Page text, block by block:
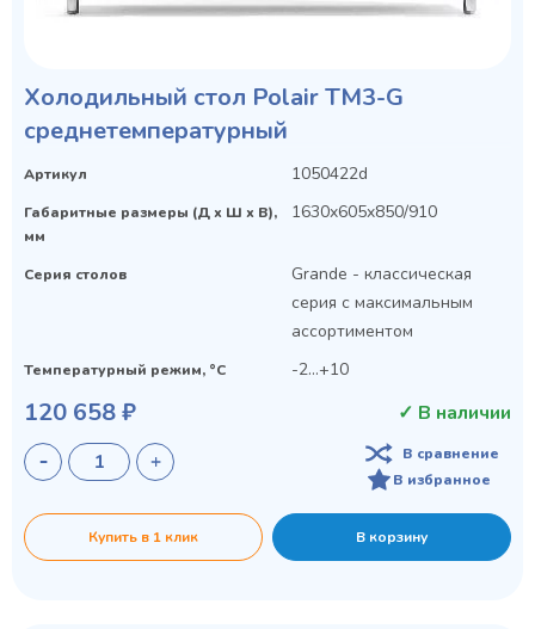
Холодильный стол Polair TM3-G
среднетемпературный
Артикул 1050422d
Габаритные размеры (Д х Ш х В),
мм
1630x605x850/910
Серия столов
Grande - классическая
серия с максимальным
ассортиментом
Температурный режим, °C -2...+10
120 658 ₽ ✓ В наличии
В сравнение
В избранное
Купить в 1 клик В корзину